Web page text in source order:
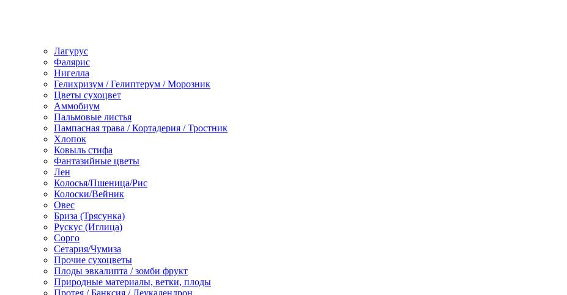
Лагурус
Фалярис
Нигелла
Гелихризум / Гелиптерум / Морозник
Цветы сухоцвет
Аммобиум
Пальмовые листья
Пампасная трава / Кортадерия / Тростник
Хлопок
Ковыль стифа
Фантазийные цветы
Лен
Колосья/Пшеница/Рис
Колоски/Вейник
Овес
Бриза (Трясунка)
Рускус (Иглица)
Сорго
Сетария/Чумиза
Прочие сухоцветы
Плоды эвкалипта / зомби фрукт
Природные материалы, ветки, плоды
Протея / Банксия / Леукадендрон